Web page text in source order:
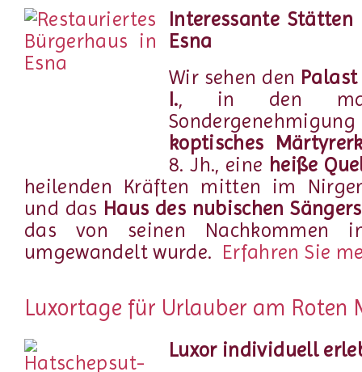
Interessante
Esna
Wir sehen den
I., in den
koptisches
8. Jh., eine heiße
heilenden Kräften mitten im
und das Haus des nubischen
das von seinen Nachkommen
umgewandelt wurde. Erfahren Sie
Luxortage für Urlauber am Roten
Luxor individuell